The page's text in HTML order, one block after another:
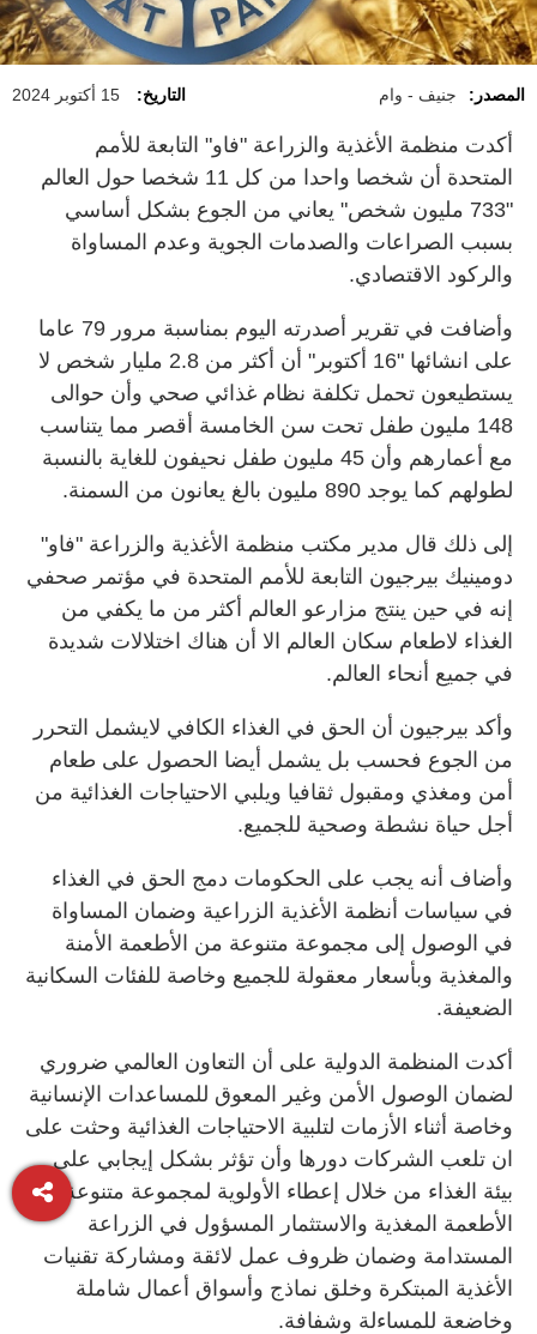
المصدر: جنيف - وام التاريخ: 15 أكتوبر 2024
أكدت منظمة الأغذية والزراعة "فاو" التابعة للأمم
المتحدة أن شخصا واحدا من كل 11 شخصا حول العالم
"733 مليون شخص" يعاني من الجوع بشكل أساسي
بسبب الصراعات والصدمات الجوية وعدم المساواة
والركود الاقتصادي.
وأضافت في تقرير أصدرته اليوم بمناسبة مرور 79 عاما
على انشائها "16 أكتوبر" أن أكثر من 2.8 مليار شخص لا
يستطيعون تحمل تكلفة نظام غذائي صحي وأن حوالى
148 مليون طفل تحت سن الخامسة أقصر مما يتناسب
مع أعمارهم وأن 45 مليون طفل نحيفون للغاية بالنسبة
لطولهم كما يوجد 890 مليون بالغ يعانون من السمنة.
إلى ذلك قال مدير مكتب منظمة الأغذية والزراعة "فاو"
دومينيك بيرجيون التابعة للأمم المتحدة في مؤتمر صحفي
إنه في حين ينتج مزارعو العالم أكثر من ما يكفي من
الغذاء لاطعام سكان العالم الا أن هناك اختلالات شديدة
في جميع أنحاء العالم.
وأكد بيرجيون أن الحق في الغذاء الكافي لايشمل التحرر
من الجوع فحسب بل يشمل أيضا الحصول على طعام
أمن ومغذي ومقبول ثقافيا ويلبي الاحتياجات الغذائية من
أجل حياة نشطة وصحية للجميع.
وأضاف أنه يجب على الحكومات دمج الحق في الغذاء
في سياسات أنظمة الأغذية الزراعية وضمان المساواة
في الوصول إلى مجموعة متنوعة من الأطعمة الأمنة
والمغذية وبأسعار معقولة للجميع وخاصة للفئات السكانية
الضعيفة.
أكدت المنظمة الدولية على أن التعاون العالمي ضروري
لضمان الوصول الأمن وغير المعوق للمساعدات الإنسانية
وخاصة أثناء الأزمات لتلبية الاحتياجات الغذائية وحثت على
ان تلعب الشركات دورها وأن تؤثر بشكل إيجابي على
بيئة الغذاء من خلال إعطاء الأولوية لمجموعة متنوعة من
الأطعمة المغذية والاستثمار المسؤول في الزراعة
المستدامة وضمان ظروف عمل لائقة ومشاركة تقنيات
الأغذية المبتكرة وخلق نماذج وأسواق أعمال شاملة
وخاضعة للمساءلة وشفافة.